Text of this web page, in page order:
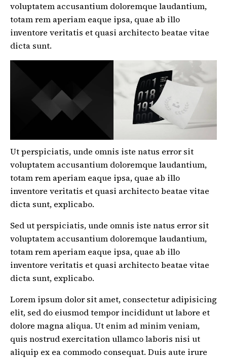
voluptatem accusantium doloremque laudantium,
totam rem aperiam eaque ipsa, quae ab illo
inventore veritatis et quasi architecto beatae vitae
dicta sunt.
Ut perspiciatis, unde omnis iste natus error sit
voluptatem accusantium doloremque laudantium,
totam rem aperiam eaque ipsa, quae ab illo
inventore veritatis et quasi architecto beatae vitae
dicta sunt, explicabo.
Sed ut perspiciatis, unde omnis iste natus error sit
voluptatem accusantium doloremque laudantium,
totam rem aperiam eaque ipsa, quae ab illo
inventore veritatis et quasi architecto beatae vitae
dicta sunt, explicabo.
Lorem ipsum dolor sit amet, consectetur adipisicing
elit, sed do eiusmod tempor incididunt ut labore et
dolore magna aliqua. Ut enim ad minim veniam,
quis nostrud exercitation ullamco laboris nisi ut
aliquip ex ea commodo consequat. Duis aute irure